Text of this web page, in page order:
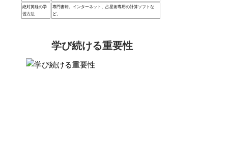
絶対黄経の学
習方法
専門書籍、インターネット、占星術専用の計算ソフトな
ど。
学び続ける重要性